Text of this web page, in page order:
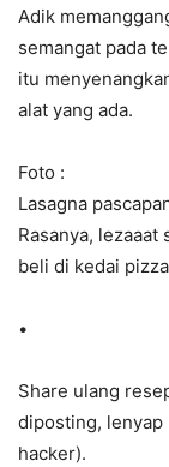
Adik
semangat pada
itu
alat yang ada.
Foto :
Lasagna
Rasanya, lezaaat
beli di kedai
•
Share ulang
diposting, lenyap
hacker).